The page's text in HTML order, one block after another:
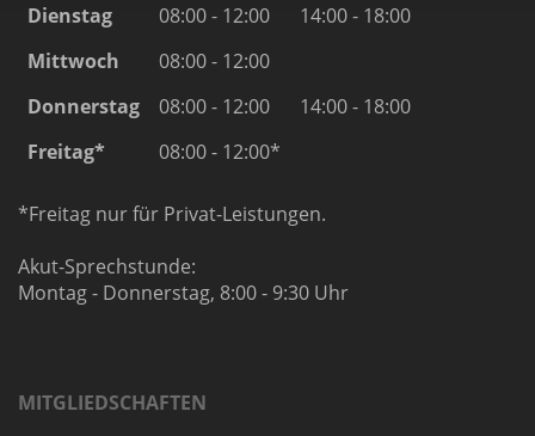
Dienstag
08:00 - 12:00
14:00 - 18:00
Mittwoch
08:00 - 12:00
Donnerstag
08:00 - 12:00
14:00 - 18:00
Freitag*
08:00 - 12:00*
*Freitag nur für Privat-Leistungen.
Akut-Sprechstunde:
Montag - Donnerstag, 8:00 - 9:30 Uhr
MITGLIEDSCHAFTEN